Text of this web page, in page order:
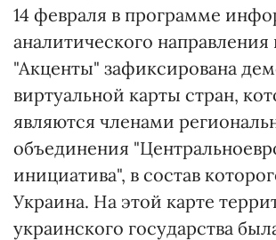
14 февраля в программе
аналитического направления
"Акценты" зафиксирована
виртуальной карты стран,
являются членами
объединения
инициатива", в состав
Украина. На этой карте
украинского государства